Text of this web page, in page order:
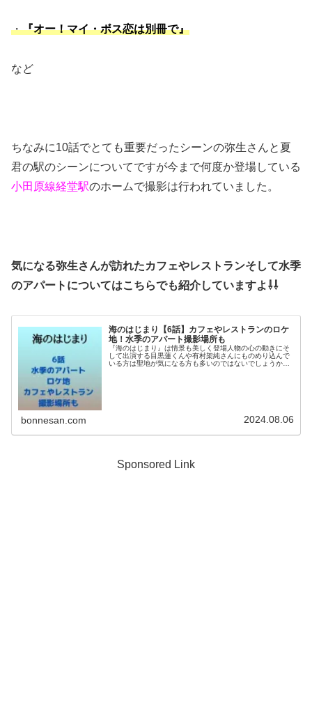
・『オー！マイ・ボス恋は別冊で』
など
ちなみに10話でとても重要だったシーンの弥生さんと夏
君の駅のシーンについてですが今まで何度か登場している
小田原線経堂駅のホームで撮影は行われていました。
気になる弥生さんが訪れたカフェやレストランそして水季
のアパートについてはこちらでも紹介していますよ⇩⇩
海のはじまり【6話】カフェやレストランのロケ
地！水季のアパート撮影場所も
『海のはじまり』は情景も美しく登場人物の心の動きにそ
して出演する目黒蓮くんや有村架純さんにものめり込んで
いる方は聖地が気になる方も多いのではないでしょうか？
bonnesan.com 2024.08.06
Sponsored Link